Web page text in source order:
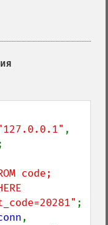
code;